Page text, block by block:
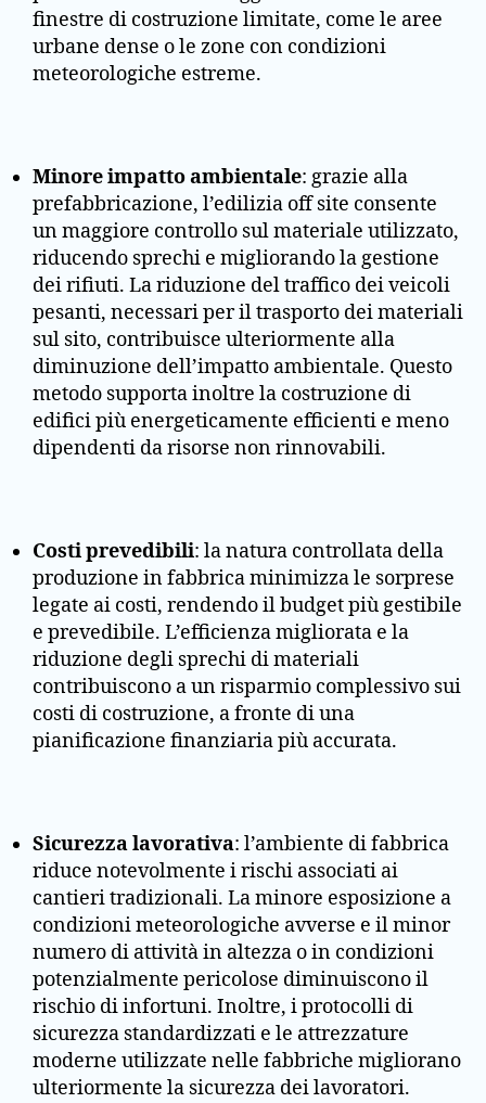
finestre di costruzione limitate, come le aree
urbane dense o le zone con condizioni
meteorologiche estreme.
Minore impatto ambientale: grazie alla
prefabbricazione, l’edilizia off site consente
un maggiore controllo sul materiale utilizzato,
riducendo sprechi e migliorando la gestione
dei rifiuti. La riduzione del traffico dei veicoli
pesanti, necessari per il trasporto dei materiali
sul sito, contribuisce ulteriormente alla
diminuzione dell’impatto ambientale. Questo
metodo supporta inoltre la costruzione di
edifici più energeticamente efficienti e meno
dipendenti da risorse non rinnovabili.
Costi prevedibili: la natura controllata della
produzione in fabbrica minimizza le sorprese
legate ai costi, rendendo il budget più gestibile
e prevedibile. L’efficienza migliorata e la
riduzione degli sprechi di materiali
contribuiscono a un risparmio complessivo sui
costi di costruzione, a fronte di una
pianificazione finanziaria più accurata.
Sicurezza lavorativa: l’ambiente di fabbrica
riduce notevolmente i rischi associati ai
cantieri tradizionali. La minore esposizione a
condizioni meteorologiche avverse e il minor
numero di attività in altezza o in condizioni
potenzialmente pericolose diminuiscono il
rischio di infortuni. Inoltre, i protocolli di
sicurezza standardizzati e le attrezzature
moderne utilizzate nelle fabbriche migliorano
ulteriormente la sicurezza dei lavoratori.